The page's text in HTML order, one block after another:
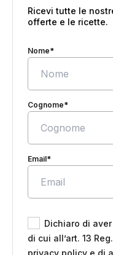
Ricevi tutte le
offerte e le ricette.
Nome*
Cognome*
Email*
Dichiaro di
di cui all’art. 13
privacy policy e di